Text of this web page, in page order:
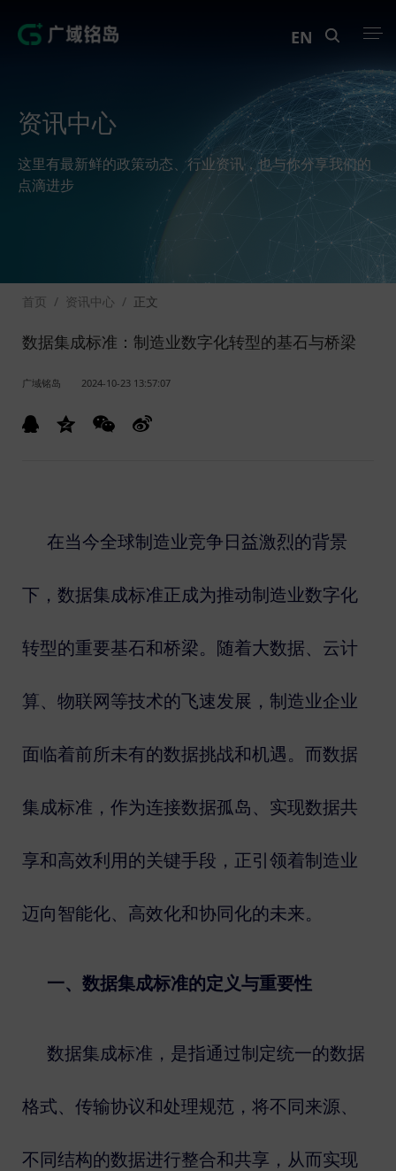
解决方案
案例中心
EN
资讯中心
这里有最新鲜的政策动态、行业资讯，也与你分享我们的
点滴进步
首页 / 资讯中心 / 正文
数据集成标准：制造业数字化转型的基石与桥梁
广域铭岛 2024-10-23 13:57:07
在当今全球制造业竞争日益激烈的背景
下，数据集成标准正成为推动制造业数字化
转型的重要基石和桥梁。随着大数据、云计
算、物联网等技术的飞速发展，制造业企业
面临着前所未有的数据挑战和机遇。而数据
集成标准，作为连接数据孤岛、实现数据共
享和高效利用的关键手段，正引领着制造业
迈向智能化、高效化和协同化的未来。
一、 数据集成标准的定义与重要性
数据集成标准，是指通过制定统一的数据
格式、传输协议和处理规范，将不同来源、
不同结构的数据进行整合和共享，从而实现